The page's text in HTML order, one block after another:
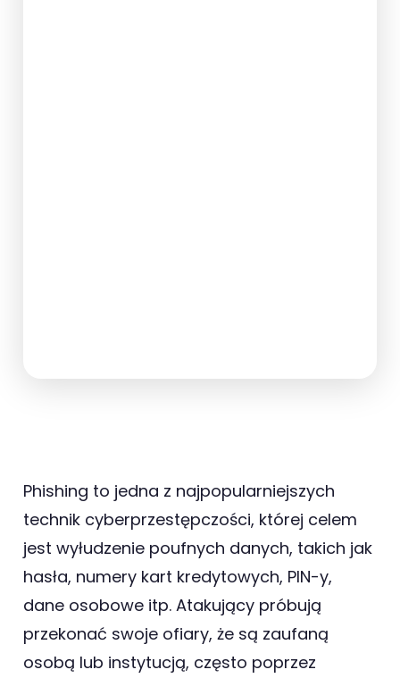
Phishing to jedna z najpopularniejszych
technik cyberprzestępczości, której celem
jest wyłudzenie poufnych danych, takich jak
hasła, numery kart kredytowych, PIN-y,
dane osobowe itp. Atakujący próbują
przekonać swoje ofiary, że są zaufaną
osobą lub instytucją, często poprzez